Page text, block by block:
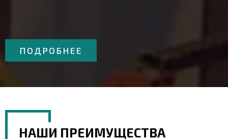
ПОДРОБНЕЕ
НАШИ ПРЕИМУЩЕСТВА